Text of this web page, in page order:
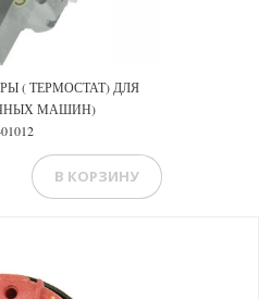
( ТЕРМОСТАТ) ДЛЯ
МАШИН)
В КОРЗИНУ